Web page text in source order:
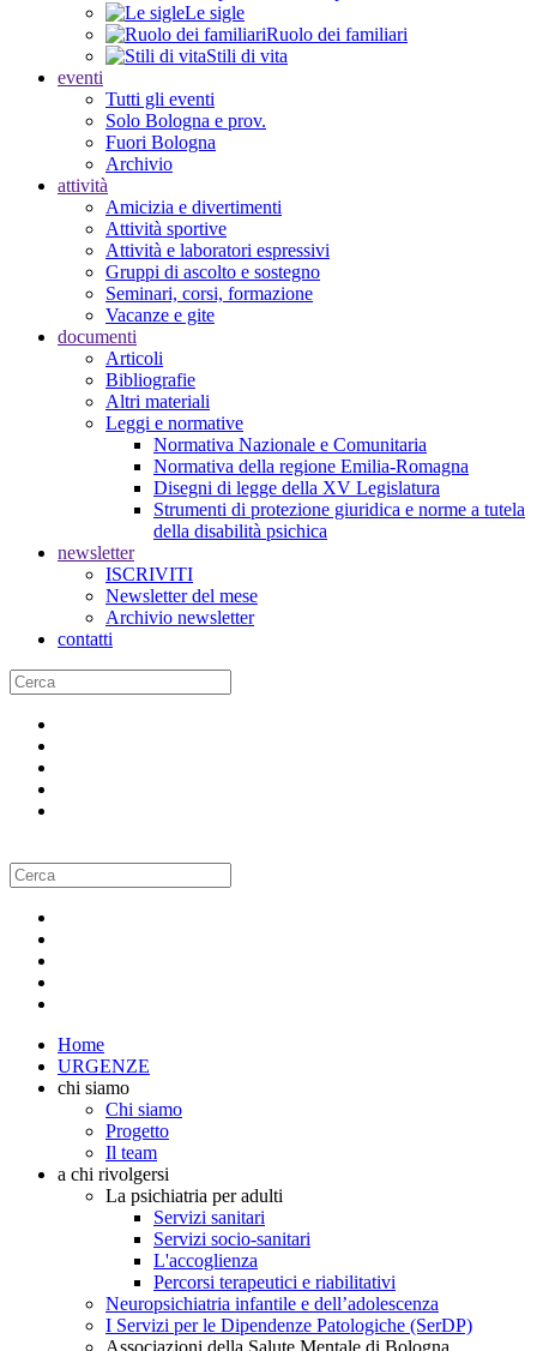
Le sigle
Ruolo dei familiari
Stili di vita
eventi
Tutti gli eventi
Solo Bologna e prov.
Fuori Bologna
Archivio
attività
Amicizia e divertimenti
Attività sportive
Attività e laboratori espressivi
Gruppi di ascolto e sostegno
Seminari, corsi, formazione
Vacanze e gite
documenti
Articoli
Bibliografie
Altri materiali
Leggi e normative
Normativa Nazionale e Comunitaria
Normativa della regione Emilia-Romagna
Disegni di legge della XV Legislatura
Strumenti di protezione giuridica e norme a tutela
della disabilità psichica
newsletter
ISCRIVITI
Newsletter del mese
Archivio newsletter
contatti
Home
URGENZE
chi siamo
Chi siamo
Progetto
Il team
a chi rivolgersi
La psichiatria per adulti
Servizi sanitari
Servizi socio-sanitari
L'accoglienza
Percorsi terapeutici e riabilitativi
Neuropsichiatria infantile e dell’adolescenza
I Servizi per le Dipendenze Patologiche (SerDP)
Associazioni della Salute Mentale di Bologna